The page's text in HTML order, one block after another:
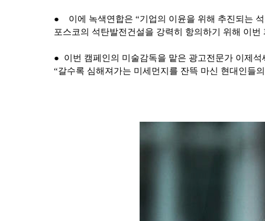
●
이에 녹색연합은 “기업의 이윤을 위해 추진되는
포스코의 석탄발전건설을 강력히 항의하기 위해 이번
●
이번 캠페인의 미술감독을 맡은 광고전문가 이제
“갈수록 심해져가는 미세먼지를 잔뜩 마신 현대인들